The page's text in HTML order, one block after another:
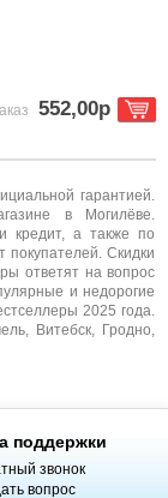
гарантией.
в Могилёве.
кредит, а также по
покупателей. Скидки
ответят на вопрос
и недорогие
2025 года.
Витебск, Гродно,
552,00р
поддержки
звонок
вопрос